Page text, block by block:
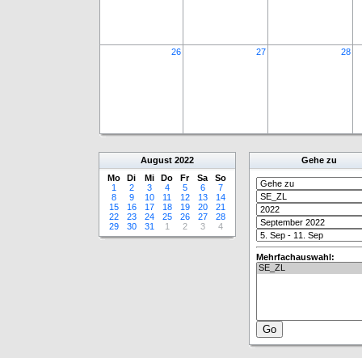
26 27 28
August 2022
Mo
Di Mi Do Fr Sa
So
1
2 3 4 5 6
7
8
9 10 11 12 13
14
15
16 17 18 19 20
21
22
23 24 25 26 27
28
29
30 31 1 2 3 4
Gehe zu
Mehrfachauswahl: